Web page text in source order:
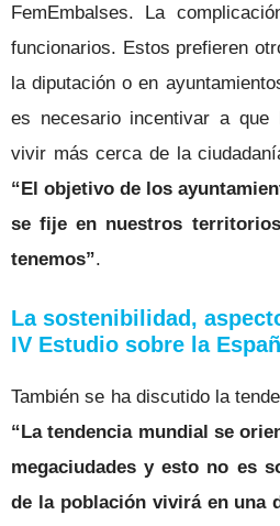
FemEmbalses. La
funcionarios. Estos prefieren
la diputación o en
es necesario incentivar a que
vivir más cerca de la
“El objetivo de los
se fije en nuestros
tenemos”.
La sostenibilidad,
IV Estudio sobre la
También se ha discutido la
“La tendencia mundial se
megaciudades y esto no es
de la población vivirá en una